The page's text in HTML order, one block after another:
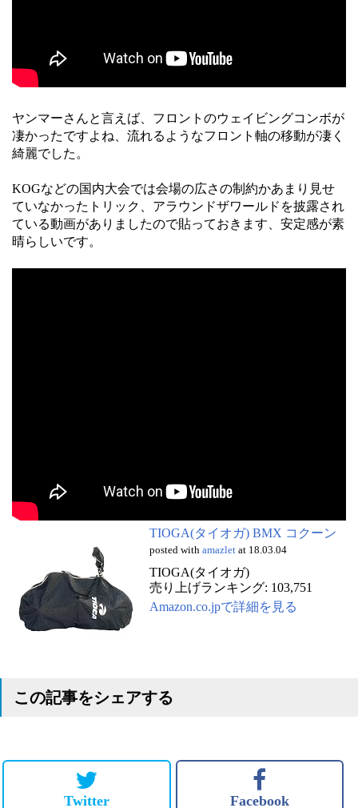
ヤンマーさんと言えば、フロントのウェイビングコンボが
凄かったですよね、流れるようなフロント軸の移動が凄く
綺麗でした。
KOGなどの国内大会では会場の広さの制約かあまり見せ
ていなかったトリック、アラウンドザワールドを披露され
ている動画がありましたので貼っておきます、安定感が素
晴らしいです。
TIOGA(タイオガ) BMX コクーン
posted with amazlet at 18.03.04
TIOGA(タイオガ)
売り上げランキング: 103,751
Amazon.co.jpで詳細を見る
この記事をシェアする
Twitter Facebook